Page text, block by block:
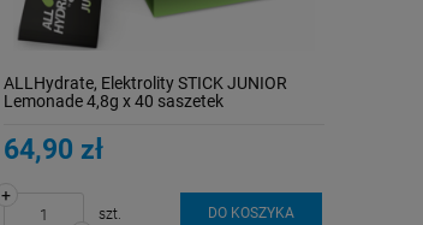
ALLHydrate, Elektrolity STICK JUNIOR
Lemonade 4,8g x 40 saszetek
64,90 zł
+
szt. DO KOSZYKA